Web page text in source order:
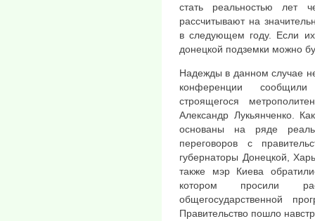
стать реальностью лет
рассчитывают на
в следующем году. Если
донецкой подземки можно
Надежды в данном случае
конференции
строящегося
Александр Лукьянченко.
основаны на ряде
переговоров с
губернаторы Донецкой,
также мэр Киева
котором просили
общегосударственной
Правительство пошло